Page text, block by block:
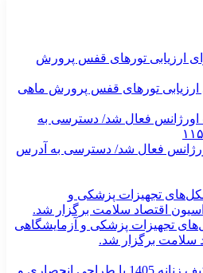
تورهای قفس پرورش ماهی
فعال شد/ دسترسی به آدرس
تجهیزات پزشکی و آزمایشگاهی
سلامت برگزار شد.